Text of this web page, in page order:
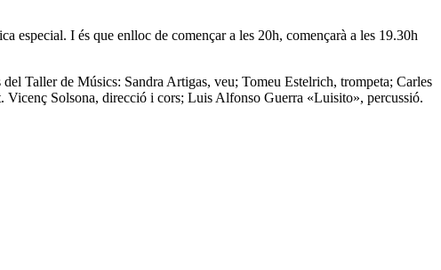
especial. I és que enlloc de començar a les 20h, començarà a les 19.30h
Taller de Músics: Sandra Artigas, veu; Tomeu Estelrich, trompeta; Carles
Vicenç Solsona, direcció i cors; Luis Alfonso Guerra «Luisito», percussió.